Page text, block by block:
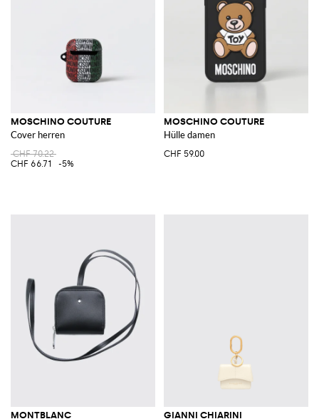
MOSCHINO COUTURE
Cover herren
CHF 70.22
CHF 66.71
-5%
MOSCHINO COUTURE
Hülle damen
CHF 59.00
MONTBLANC GIANNI CHIARINI